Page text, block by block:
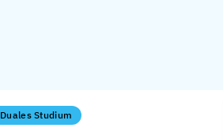
Duales Studium